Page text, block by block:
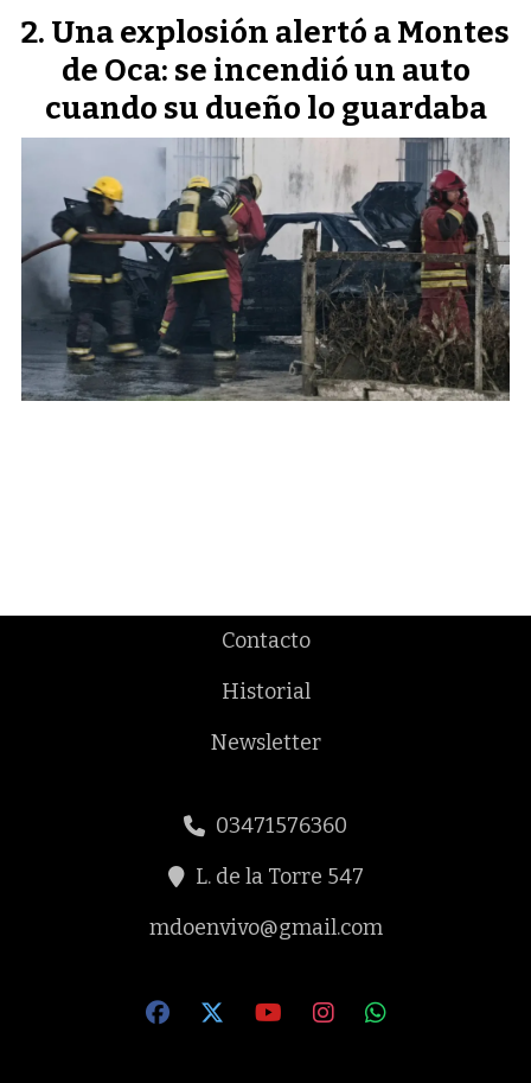
Una explosión alertó a Montes
de Oca: se incendió un auto
cuando su dueño lo guardaba
Contacto
Historial
Newsletter
03471576360
L. de la Torre 547
mdoenvivo@gmail.com